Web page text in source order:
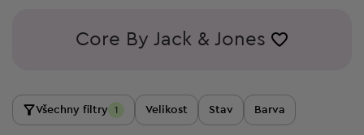
Core By Jack & Jones
Všechny filtry 1 Velikost Stav Barva